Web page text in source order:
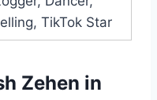
TikTok Star
Zehen in